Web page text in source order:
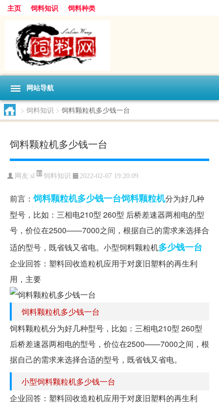
主页 饲料知识 饲料种类
网站导航
> 饲料知识 > 饲料颗粒机多少钱一台
饲料颗粒机多少钱一台
网友:sl 饲料知识 2022-02-07 19:20:09
前言：饲料颗粒机多少钱一台饲料颗粒机分为好几种
型号，比如：三相电210型 260型 后桥差速器两相电的型
号，价位在2500——7000之间，根据自己的需求来选择合
适的型号，既省钱又省电。小型饲料颗粒机多少钱一台
企业回答：塑料回收造粒机应用于对废旧塑料的再生利
用，主要
饲料颗粒机多少钱一台
饲料颗粒机分为好几种型号，比如：三相电210型 260型
后桥差速器两相电的型号，价位在2500——7000之间，根
据自己的需求来选择合适的型号，既省钱又省电。
小型饲料颗粒机多少钱一台
企业回答：塑料回收造粒机应用于对废旧塑料的再生利